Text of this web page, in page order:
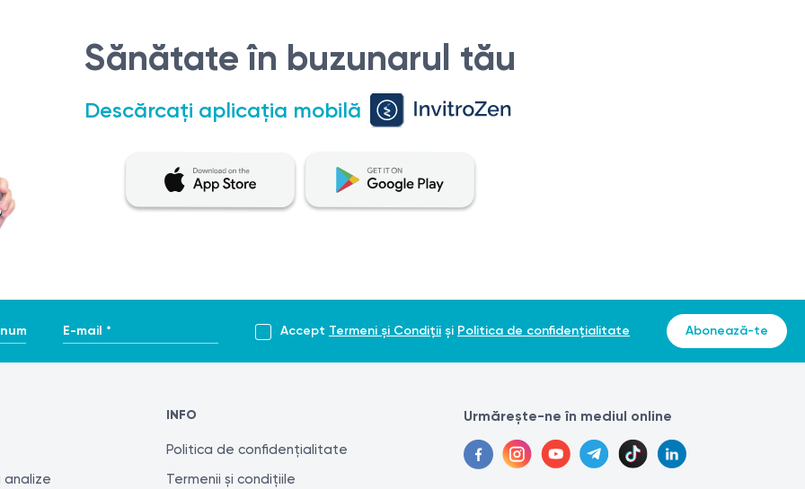
nu sunt destinate pentru auto-diagnosticare și tratament. În cazul în care aveți dureri sau agravarea bolii, este
diagnostice. Doar un specialist calificat poate pune un diagnostic corect și poate determina tratamentul adecvat.
a rezultatelor analizelor, se recomandă efectuarea acestora în același laborator. Aceasta se datorează faptului că
pentru desfășurarea unor investigații similare.
Sănătate în buzunarul tău
Descărcați aplicația mobilă
* E-mail * Accept Termeni și Condiții și Politica de confidențialitate Abonează-te
INFO
Politica de confidențialitate
Termenii și condițiile
Urmărește-ne în mediul online